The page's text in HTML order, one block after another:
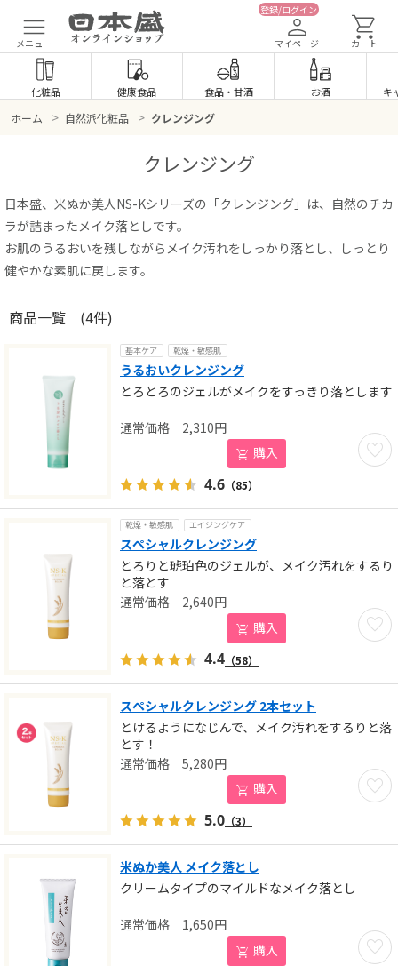
メニュー
登録/ログイン
マイページ カート
化粧品 健康食品 食品・ 甘酒 お酒 キ
ホーム > 自然派化粧品 > クレンジング
クレンジング
日本盛、米ぬか美人NS-Kシリーズの「クレンジング」は、自然のチカ
ラが詰まったメイク落としです。
お肌のうるおいを残しながらメイク汚れをしっかり落とし、しっとり
健やかな素肌に戻します。
商品一覧 (4件)
基本ケア 乾燥・敏感肌
うるおいクレンジング
とろとろのジェルがメイクをすっきり落とします
お気
2,310円
購入
4.6 （85）
乾燥・敏感肌 エイジングケア
スペシャルクレンジング
とろりと琥珀色のジェルが、メイク汚れをするり
と落とす
お気
2,640円
購入
4.4 （58）
スペシャルクレンジング 2本セット
とけるようになじんで、メイク汚れをするりと落
とす！
お気
5,280円
購入
5.0 （3）
米ぬか美人 メイク落とし
クリームタイプのマイルドなメイク落とし
お気
1,650円
購入